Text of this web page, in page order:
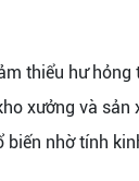
thiểu hư
xưởng và sản
nhờ tính